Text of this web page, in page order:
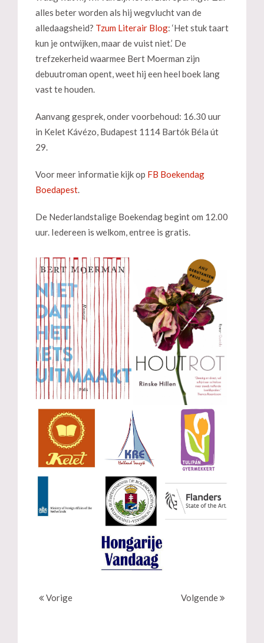
alles beter worden als hij wegvlucht van de
alledaagsheid? Tzum Literair Blog: ‘Het stuk taart
kun je ontwijken, maar de vuist niet.’ De
trefzekerheid waarmee Bert Moerman zijn
debuutroman opent, weet hij een heel boek lang
vast te houden.
Aanvang gesprek, onder voorbehoud: 16.30 uur
in Kelet Kávézo, Budapest 1114 Bartók Béla út
29.
Voor meer informatie kijk op FB Boekendag
Boedapest.
De Nederlandstalige Boekendag begint om 12.00
uur. Iedereen is welkom, entree is gratis.
Vorige Volgende